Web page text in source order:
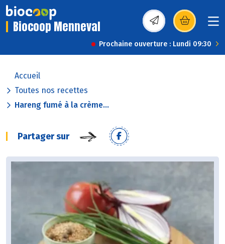
Biocoop Menneval (s’ouvre dans une
Prochaine ouverture : Lundi 09:30
Accueil
Toutes nos recettes
Hareng fumé à la crème...
Partager sur